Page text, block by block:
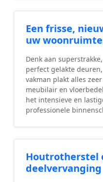
Een frisse,
uw
Denk aan
perfect gelakte
vakman plakt alles
meubilair en
het intensieve en
professionele
Houtrotherstel
deelvervanging